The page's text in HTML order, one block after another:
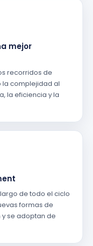
mejor
recorridos de
la complejidad al
la eficiencia y la
de todo el ciclo
formas de
se adoptan de